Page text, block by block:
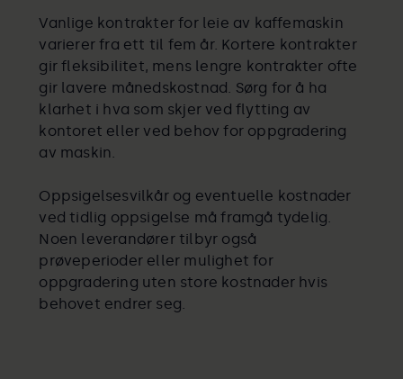
Vanlige kontrakter for leie av kaffemaskin
varierer fra ett til fem år. Kortere kontrakter
gir fleksibilitet, mens lengre kontrakter ofte
gir lavere månedskostnad. Sørg for å ha
klarhet i hva som skjer ved flytting av
kontoret eller ved behov for oppgradering
av maskin.
Oppsigelsesvilkår og eventuelle kostnader
ved tidlig oppsigelse må framgå tydelig.
Noen leverandører tilbyr også
prøveperioder eller mulighet for
oppgradering uten store kostnader hvis
behovet endrer seg.